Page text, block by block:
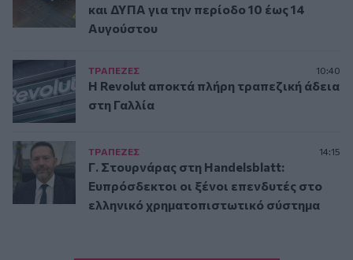
και ΔΥΠΑ για την περίοδο 10 έως 14
Αυγούστου
ΤΡAΠΕΖΕΣ 10:40
Η Revolut αποκτά πλήρη τραπεζική άδεια
στη Γαλλία
ΤΡAΠΕΖΕΣ 14:15
Γ. Στουρνάρας στη Handelsblatt:
Ευπρόσδεκτοι οι ξένοι επενδυτές στο
ελληνικό χρηματοπιστωτικό σύστημα